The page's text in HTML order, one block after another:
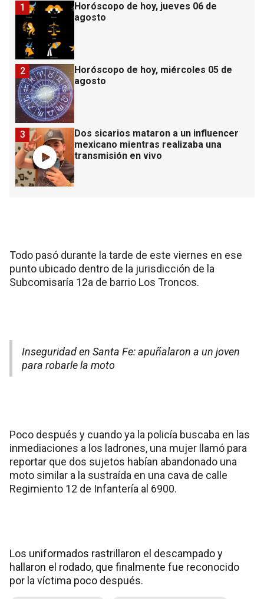
Horóscopo de hoy, jueves 06 de
agosto
1
Horóscopo de hoy, miércoles 05 de
agosto
2
Dos sicarios mataron a un influencer
mexicano mientras realizaba una
transmisión en vivo
3
Todo pasó durante la tarde de este viernes en ese
punto ubicado dentro de la jurisdicción de la
Subcomisaría 12a de barrio Los Troncos.
Inseguridad en Santa Fe: apuñalaron a un joven
para robarle la moto
Poco después y cuando ya la policía buscaba en las
inmediaciones a los ladrones, una mujer llamó para
reportar que dos sujetos habían abandonado una
moto similar a la sustraída en una cava de calle
Regimiento 12 de Infantería al 6900.
Los uniformados rastrillaron el descampado y
hallaron el rodado, que finalmente fue reconocido
por la víctima poco después.